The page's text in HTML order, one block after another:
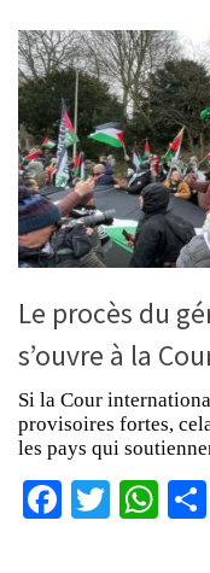
Le procès du
s’ouvre à la
Si la Cour
provisoires fortes,
les pays qui
Facebook
Twitter